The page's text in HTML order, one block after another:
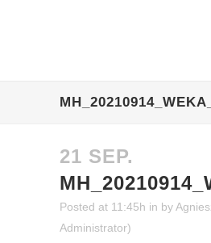
21 SEP.
Posted at 11:45h in by
Administrator)